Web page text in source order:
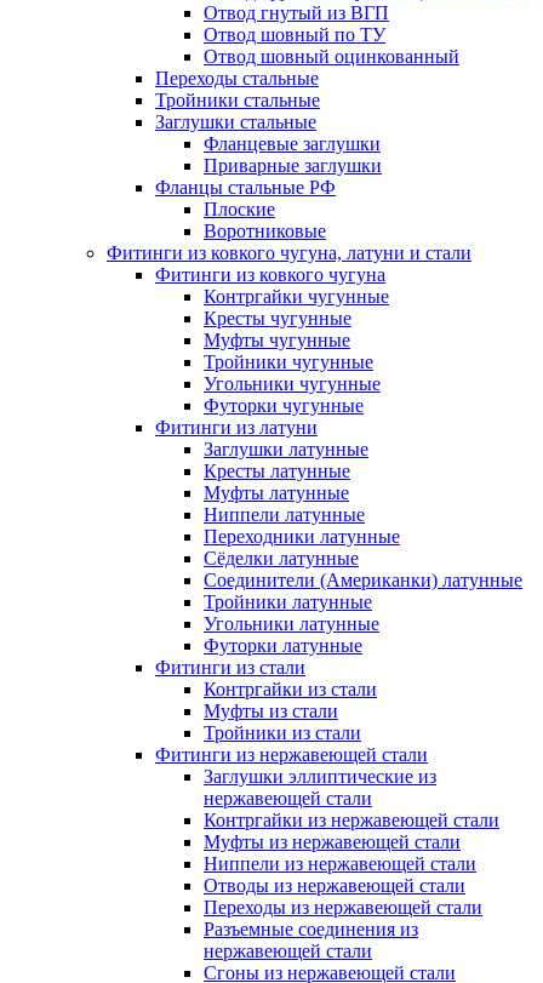
Отвод гнутый из ВГП
Отвод шовный по ТУ
Отвод шовный оцинкованный
Переходы стальные
Тройники стальные
Заглушки стальные
Фланцевые заглушки
Приварные заглушки
Фланцы стальные РФ
Плоские
Воротниковые
Фитинги из ковкого чугуна, латуни и стали
Фитинги из ковкого чугуна
Контргайки чугунные
Кресты чугунные
Муфты чугунные
Тройники чугунные
Угольники чугунные
Футорки чугунные
Фитинги из латуни
Заглушки латунные
Кресты латунные
Муфты латунные
Ниппели латунные
Переходники латунные
Сёделки латунные
Соединители (Американки) латунные
Тройники латунные
Угольники латунные
Футорки латунные
Фитинги из стали
Контргайки из стали
Муфты из стали
Тройники из стали
Фитинги из нержавеющей стали
Заглушки эллиптические из
нержавеющей стали
Контргайки из нержавеющей стали
Муфты из нержавеющей стали
Ниппели из нержавеющей стали
Отводы из нержавеющей стали
Переходы из нержавеющей стали
Разъемные соединения из
нержавеющей стали
Сгоны из нержавеющей стали